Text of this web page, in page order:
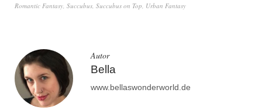
Romantic Fantasy Succubus Succubus on Top Urban Fantasy
Autor
Bella
www.bellaswonderworld.de